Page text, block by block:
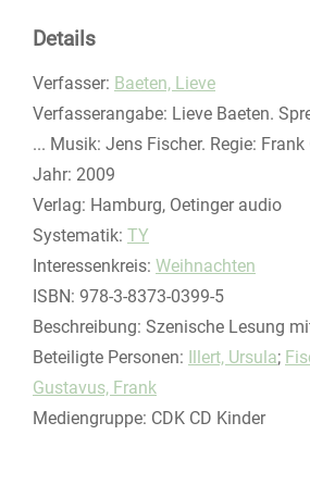
Details
Verfasser: Suche nach diesem
Baeten, Lieve
Verfasserangabe: Lieve Baeten.
... Musik: Jens Fischer. Regie:
Jahr: 2009
Verlag: Hamburg, Oetinger audio
opens in new tab
Diesen Link in neuem Tab öffnen
Systematik: Suche nach dieser
TY
Interessenkreis: Suche nach diesem
Weihnachten
ISBN: 978-3-8373-0399-5
Beschreibung: Szenische Lesung
Beteiligte Personen:
Suche nach
Illert, Ursula;
Gustavus, Frank
Mediengruppe: CDK CD Kinder